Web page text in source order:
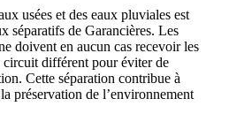
usées et des eaux pluviales est
séparatifs de Garancières. Les
doivent en aucun cas recevoir les
différent pour éviter de
Cette séparation contribue à
préservation de l’environnement